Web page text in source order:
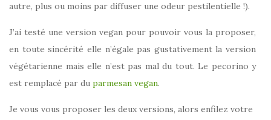
autre, plus ou moins par diffuser une odeur pestilentielle !).
J’ai testé une version vegan pour pouvoir vous la proposer,
en toute sincérité elle n’égale pas gustativement la version
végétarienne mais elle n’est pas mal du tout. Le pecorino y
est remplacé par du parmesan vegan.
Je vous vous proposer les deux versions, alors enfilez votre